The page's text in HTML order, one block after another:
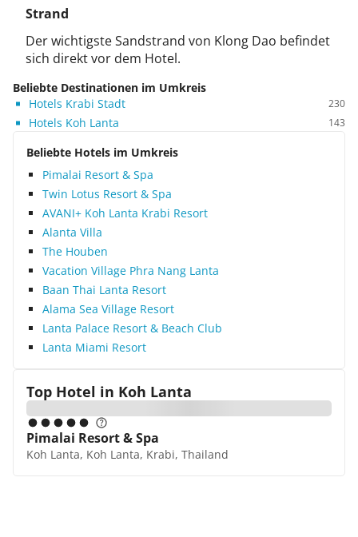
Strand
Der wichtigste Sandstrand von Klong Dao befindet
sich direkt vor dem Hotel.
Beliebte Destinationen im Umkreis
Hotels Krabi Stadt
230
Hotels Koh Lanta 143
Beliebte Hotels im Umkreis
Pimalai Resort & Spa
Twin Lotus Resort & Spa
AVANI+ Koh Lanta Krabi Resort
Alanta Villa
The Houben
Vacation Village Phra Nang Lanta
Baan Thai Lanta Resort
Alama Sea Village Resort
Lanta Palace Resort & Beach Club
Lanta Miami Resort
Top Hotel in Koh Lanta
Pimalai Resort & Spa
Koh Lanta, Koh Lanta, Krabi, Thailand